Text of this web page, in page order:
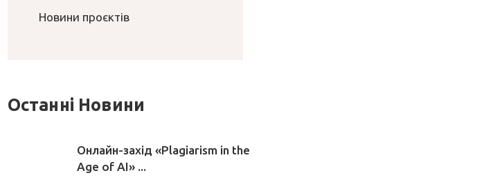
Новини проєктів
Останні Новини
Онлайн-захід «Plagiarism in the
Age of AI» ...